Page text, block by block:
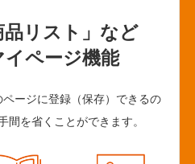
品リスト」など
ページ機能
ージに登録（保存）できるの
間を省くことができます。